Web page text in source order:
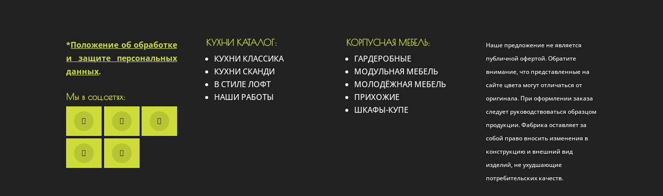
*Положение об обработке
и защите персональных
данных.
Мы в соц.сетях:
КУХНИ КАТАЛОГ:
КУХНИ КЛАССИКА
КУХНИ СКАНДИ
В СТИЛЕ ЛОФТ
НАШИ РАБОТЫ
КОРПУСНАЯ МЕБЕЛЬ:
ГАРДЕРОБНЫЕ
МОДУЛЬНАЯ МЕБЕЛЬ
МОЛОДЁЖНАЯ МЕБЕЛЬ
ПРИХОЖИЕ
ШКАФЫ-КУПЕ
Наше предложение не является
публичной офертой. Обратите
внимание, что представленные на
сайте цвета могут отличаться от
оригинала. При оформлении заказа
следует руководствоваться образцом
продукции. Фабрика оставляет за
собой право вносить изменения в
конструкцию и внешний вид
изделий, не ухудшающие
потребительских качеств.